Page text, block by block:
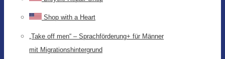
Shop with a Heart
„Take off men“ – Sprachförderung+ für Männer
mit Migrationshintergrund